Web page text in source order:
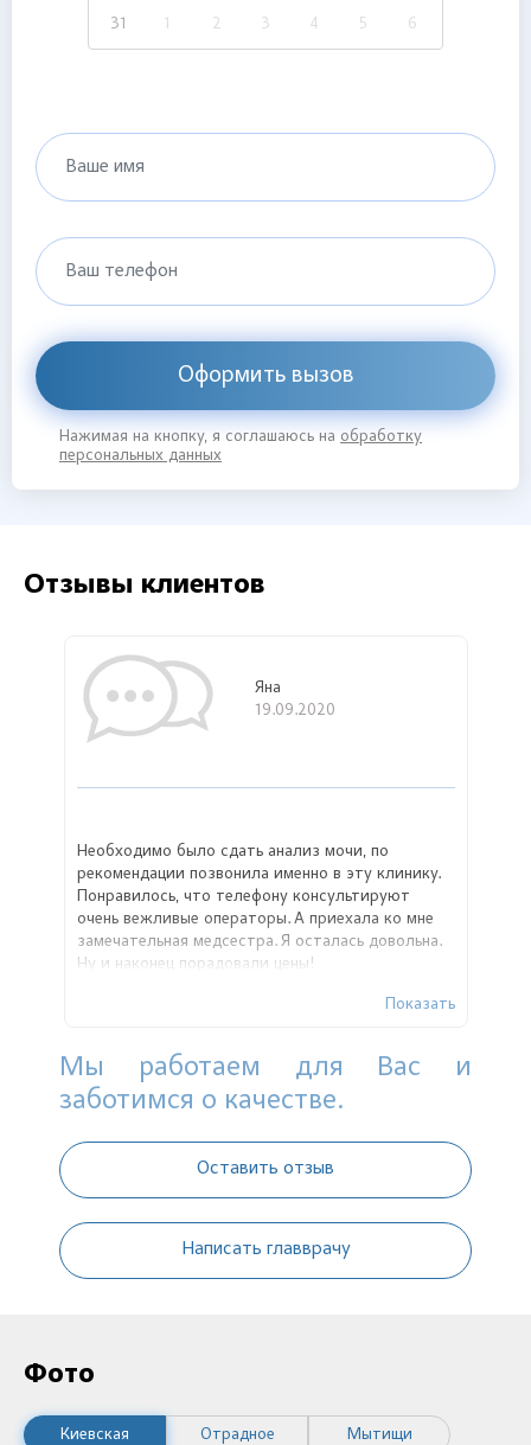
31 1 2 3 4 5 6
Ваше имя
Ваш телефон
Оформить вызов
Нажимая на кнопку, я соглашаюсь на обработку
персональных данных
Отзывы клиентов
Яна
19.09.2020
Необходимо было сдать анализ мочи, по
рекомендации позвонила именно в эту клинику.
Понравилось, что телефону консультируют
очень вежливые операторы. А приехала ко мне
замечательная медсестра. Я осталась довольна.
Ну и наконец порадовали цены!
Показать
Мы работаем для Вас и
заботимся о качестве.
Оставить отзыв
Написать главврачу
Фото
Киевская Отрадное Мытищи